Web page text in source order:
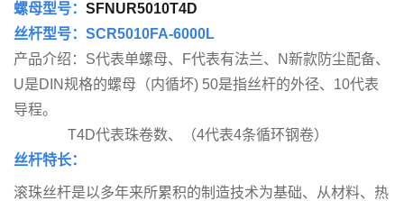
螺母型号： SFNUR5010T4D
丝杆型号：SCR5010FA-6000L
产品介绍：S代表单螺母、F代表有法兰、N新款防尘配备、
U是DIN规格的螺母（内循坏) 50是指丝杆的外径、10代表
导程。
T4D代表珠卷数、（4代表4条循环钢卷）
丝杆特长：
滚珠丝杆是以多年来所累积的制造技术为基础、从材料、热